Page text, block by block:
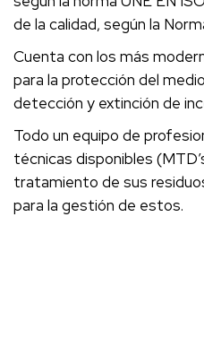
de la calidad, según la
Cuenta con los más
para la protección del
detección y extinción de
Todo un equipo de
técnicas disponibles
tratamiento de sus
para la gestión de estos.